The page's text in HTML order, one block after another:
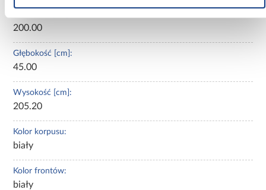
200.00
Głębokość [cm]:
45.00
Wysokość [cm]:
205.20
Kolor korpusu:
biały
Kolor frontów:
biały